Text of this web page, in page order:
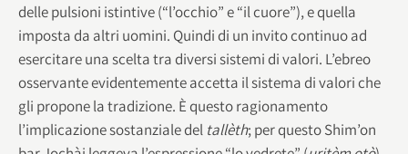
delle pulsioni istintive (“l’occhio” e “il cuore”), e quella
imposta da altri uomini. Quindi di un invito continuo ad
esercitare una scelta tra diversi sistemi di valori. L’ebreo
osservante evidentemente accetta il sistema di valori che
gli propone la tradizione. È questo ragionamento
l’implicazione sostanziale del tallèth; per questo Shim’on